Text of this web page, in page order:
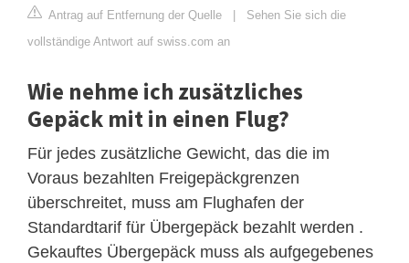
Antrag auf Entfernung der Quelle | Sehen Sie sich die
vollständige Antwort auf swiss.com an
Wie nehme ich zusätzliches
Gepäck mit in einen Flug?
Für jedes zusätzliche Gewicht, das die im
Voraus bezahlten Freigepäckgrenzen
überschreitet, muss am Flughafen der
Standardtarif für Übergepäck bezahlt werden .
Gekauftes Übergepäck muss als aufgegebenes